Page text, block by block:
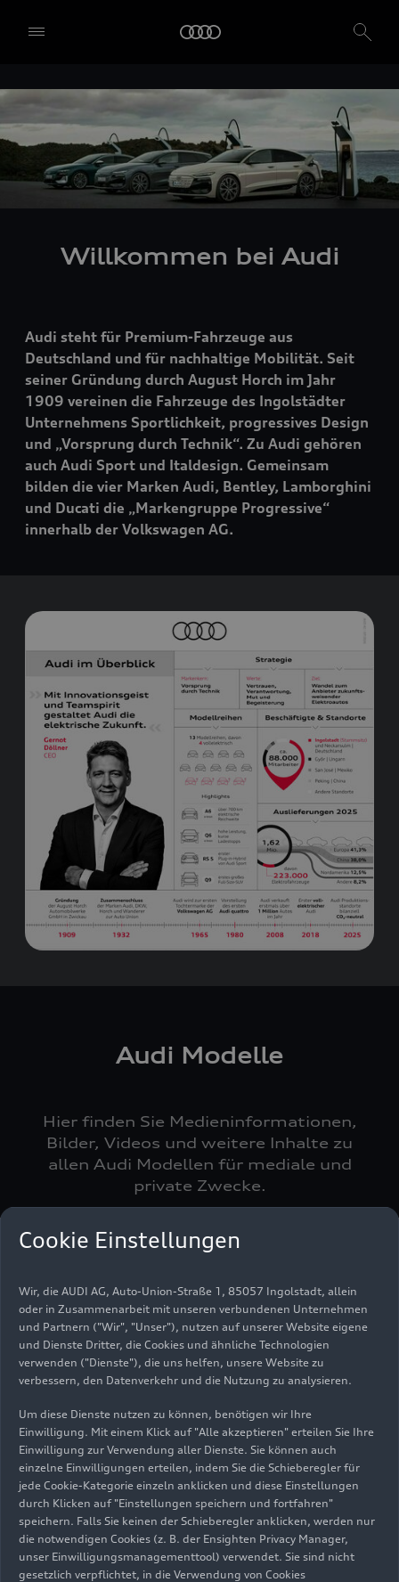
Willkommen bei Audi
Audi steht für Premium-Fahrzeuge aus
Deutschland und für nachhaltige Mobilität. Seit
seiner Gründung durch August Horch im Jahr
1909 vereinen die Fahrzeuge des Ingolstädter
Unternehmens Sportlichkeit, progressives Design
und „Vorsprung durch Technik“. Zu Audi gehören
auch Audi Sport und Italdesign. Gemeinsam
bilden die vier Marken Audi, Bentley, Lamborghini
und Ducati die „Markengruppe Progressive“
innerhalb der Volkswagen AG.
Audi Modelle
Hier finden Sie Medieninformationen,
Bilder, Videos und weitere Inhalte zu
allen Audi Modellen für mediale und
private Zwecke.
Audi Modelle
A2e-tron A6e-tron Q4e-tron Q6e-tron
e-tron GT
A3 A5 A6 A8 Q3
Q5
Q7
Q8 Q9 Nuvolari
Cookie Einstellungen
Wir, die AUDI AG, Auto-Union-Straße 1, 85057 Ingolstadt, allein
oder in Zusammenarbeit mit unseren verbundenen Unternehmen
und Partnern ("Wir", "Unser"), nutzen auf unserer Website eigene
und Dienste Dritter, die Cookies und ähnliche Technologien
verwenden ("Dienste"), die uns helfen, unsere Website zu
verbessern, den Datenverkehr und die Nutzung zu analysieren.
Um diese Dienste nutzen zu können, benötigen wir Ihre
Einwilligung. Mit einem Klick auf "Alle akzeptieren" erteilen Sie Ihre
Einwilligung zur Verwendung aller Dienste. Sie können auch
einzelne Einwilligungen erteilen, indem Sie die Schieberegler für
jede Cookie-Kategorie einzeln anklicken und diese Einstellungen
durch Klicken auf "Einstellungen speichern und fortfahren"
speichern. Falls Sie keinen der Schieberegler anklicken, werden nur
die notwendigen Cookies (z. B. der Ensighten Privacy Manager,
unser Einwilligungsmanagementtool) verwendet. Sie sind nicht
gesetzlich verpflichtet, in die Verwendung von Cookies